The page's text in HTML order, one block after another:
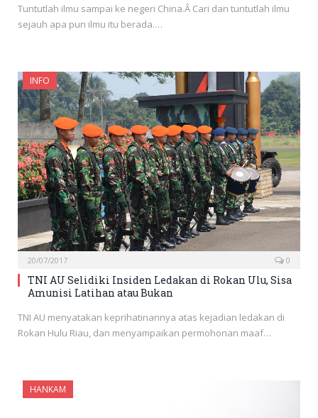
Tuntutlah ilmu sampai ke negeri China.Â Cari dan tuntutlah ilmu
sejauh apa pun ilmu itu berada.…
INFO
20/07/2017 0
TNI AU Selidiki Insiden Ledakan di Rokan Ulu, Sisa
Amunisi Latihan atau Bukan
TNI AU menyatakan keprihatinannya atas kejadian ledakan di
Rokan Hulu Riau, dan menyampaikan permohonan maaf…
HANKAM